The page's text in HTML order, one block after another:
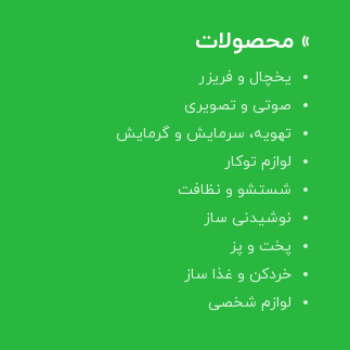
» محصولات
یخچال و فریزر
صوتی و تصویری
تهویه، سرمایش و گرمایش
لوازم توکار
شستشو و نظافت
نوشیدنی ساز
پخت و پز
خردکن و غذا ساز
لوازم شخصی